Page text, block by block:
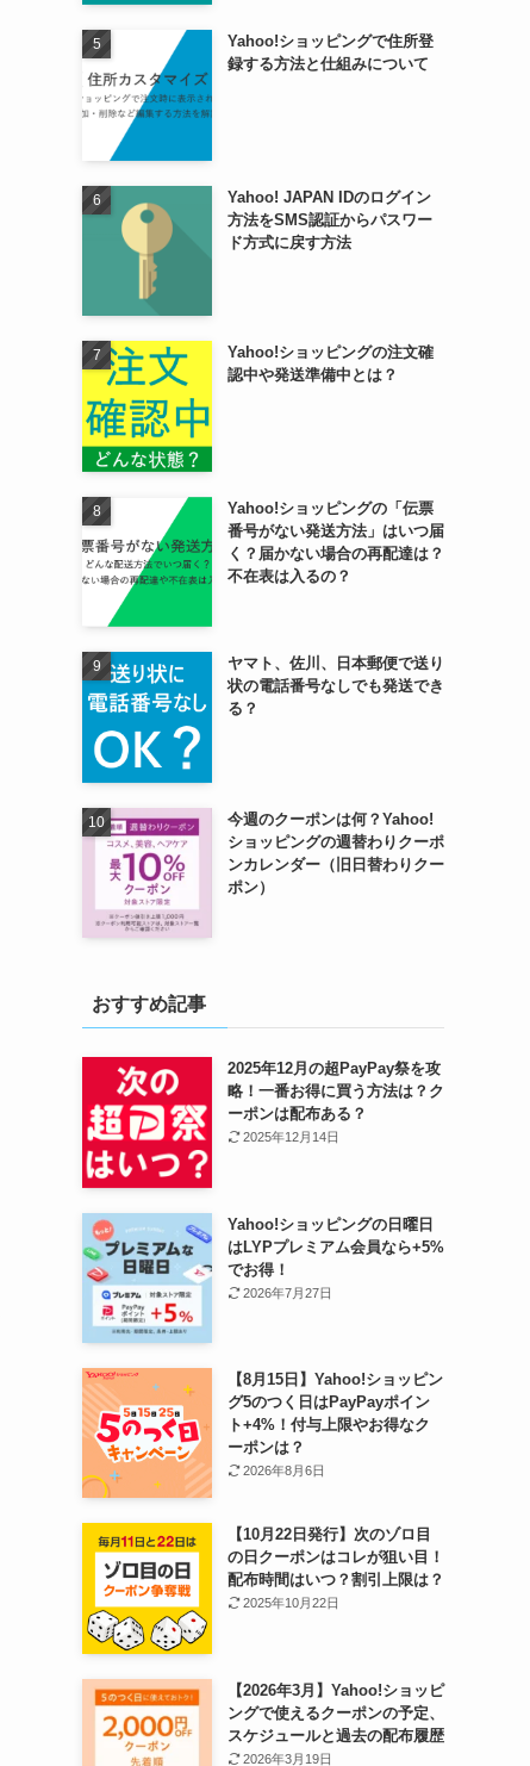
Yahoo!ショッピングで住所登
録する方法と仕組みについて
Yahoo! JAPAN IDのログイン
方法をSMS認証からパスワー
ド方式に戻す方法
Yahoo!ショッピングの注文確
認中や発送準備中とは？
Yahoo!ショッピングの「伝票
番号がない発送方法」はいつ届
く？届かない場合の再配達は？
不在表は入るの？
ヤマト、佐川、日本郵便で送り
状の電話番号なしでも発送でき
る？
今週のクーポンは何？Yahoo!
ショッピングの週替わりクーポ
ンカレンダー（旧日替わりクー
ポン）
おすすめ記事
2025年12月の超PayPay祭を攻
略！一番お得に買う方法は？ク
ーポンは配布ある？
2025年12月14日
Yahoo!ショッピングの日曜日
はLYPプレミアム会員なら+5%
でお得！
2026年7月27日
【8月15日】Yahoo!ショッピン
グ5のつく日はPayPayポイン
ト+4%！付与上限やお得なク
ーポンは？
2026年8月6日
【10月22日発行】次のゾロ目
の日クーポンはコレが狙い目！
配布時間はいつ？割引上限は？
2025年10月22日
【2026年3月】Yahoo!ショッピ
ングで使えるクーポンの予定、
スケジュールと過去の配布履歴
2026年3月19日